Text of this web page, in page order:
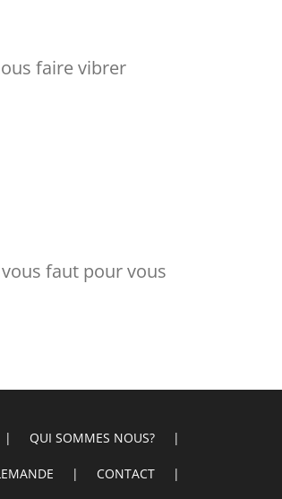
faire vibrer
faut pour vous
QUI SOMMES NOUS?
CONTACT